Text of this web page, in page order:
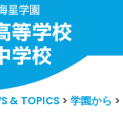
& TOPICS > 学園から >